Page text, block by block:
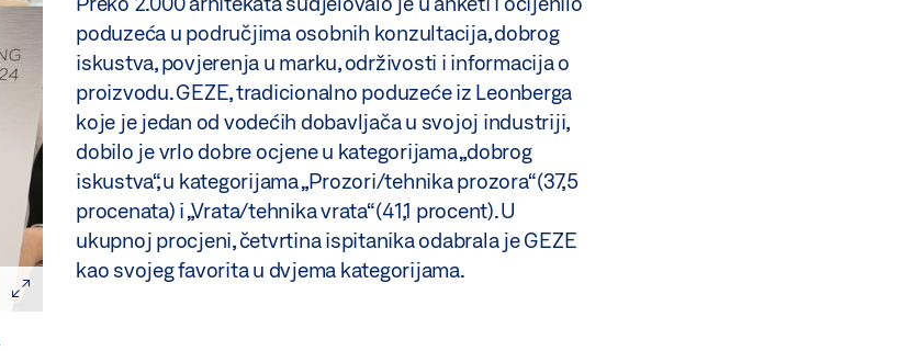
poduzeća u područjima osobnih konzultacija, dobrog
iskustva, povjerenja u marku, održivosti i informacija o
proizvodu. GEZE, tradicionalno poduzeće iz Leonberga
koje je jedan od vodećih dobavljača u svojoj industriji,
dobilo je vrlo dobre ocjene u kategorijama „dobrog
iskustva“, u kategorijama „Prozori/tehnika prozora“ (37,5
procenata) i „Vrata/tehnika vrata“ (41,1 procent). U
ukupnoj procjeni, četvrtina ispitanika odabrala je GEZE
kao svojeg favorita u dvjema kategorijama.